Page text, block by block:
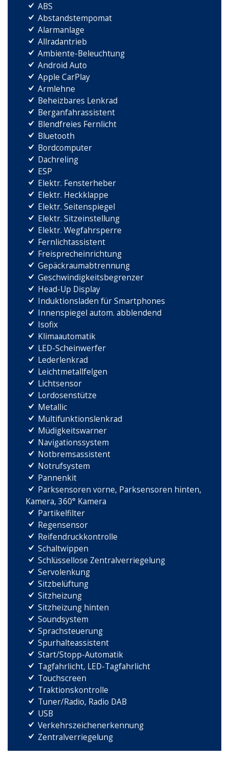
ABS
Abstandstempomat
Alarmanlage
Allradantrieb
Ambiente-Beleuchtung
Android Auto
Apple CarPlay
Armlehne
Beheizbares Lenkrad
Berganfahrassistent
Blendfreies Fernlicht
Bluetooth
Bordcomputer
Dachreling
ESP
Elektr. Fensterheber
Elektr. Heckklappe
Elektr. Seitenspiegel
Elektr. Sitzeinstellung
Elektr. Wegfahrsperre
Fernlichtassistent
Freisprecheinrichtung
Gepäckraumabtrennung
Geschwindigkeitsbegrenzer
Head-Up Display
Induktionsladen für Smartphones
Innenspiegel autom. abblendend
Isofix
Klimaautomatik
LED-Scheinwerfer
Lederlenkrad
Leichtmetallfelgen
Lichtsensor
Lordosenstütze
Metallic
Multifunktionslenkrad
Müdigkeitswarner
Navigationssystem
Notbremsassistent
Notrufsystem
Pannenkit
Parksensoren vorne, Parksensoren hinten,
Kamera, 360° Kamera
Partikelfilter
Regensensor
Reifendruckkontrolle
Schaltwippen
Schlüssellose Zentralverriegelung
Servolenkung
Sitzbelüftung
Sitzheizung
Sitzheizung hinten
Soundsystem
Sprachsteuerung
Spurhalteassistent
Start/Stopp-Automatik
Tagfahrlicht, LED-Tagfahrlicht
Touchscreen
Traktionskontrolle
Tuner/Radio, Radio DAB
USB
Verkehrszeichenerkennung
Zentralverriegelung